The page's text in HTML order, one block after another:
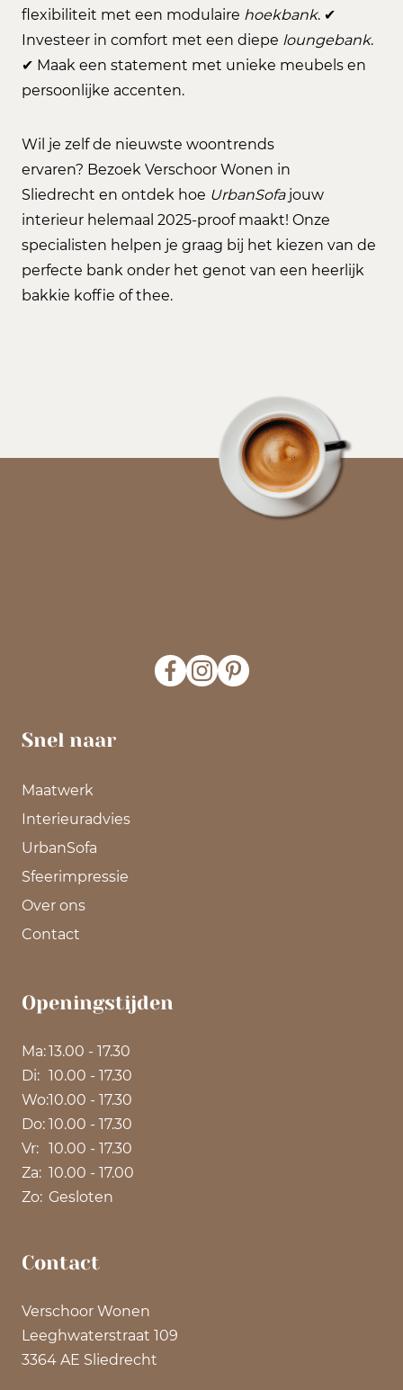
flexibiliteit met een modulaire hoekbank. ✔
Investeer in comfort met een diepe loungebank.
✔ Maak een statement met unieke meubels en
persoonlijke accenten.
Wil je zelf de nieuwste woontrends
ervaren? Bezoek Verschoor Wonen in
Sliedrecht en ontdek hoe UrbanSofajouw
interieur helemaal 2025-proof maakt! Onze
specialisten helpen je graag bij het kiezen van de
perfecte bank onder het genot van een heerlijk
bakkie koffie of thee.
Contact
Verschoor Wonen
Leeghwaterstraat 109
3364 AE Sliedrecht
Openingstijden
Ma:
Di:
Wo:
Do:
Vr:
Za:
Zo:
13.00 - 17.30
10.00 - 17.30
10.00 - 17.30
10.00 - 17.30
10.00 - 17.30
10.00 - 17.00
Gesloten
Snel naar
Maatwerk
Interieuradvies
UrbanSofa
Sfeerimpressie
Over ons
Contact